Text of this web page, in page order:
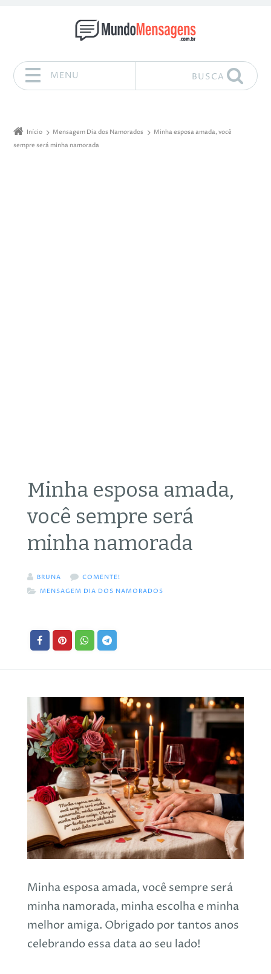
MENU BUSCA
Início Mensagem Dia dos Namorados
Minha esposa amada, você
sempre será minha namorada
Minha esposa amada,
você sempre será
minha namorada
BRUNA
COMENTE!
MENSAGEM DIA DOS NAMORADOS
Minha esposa amada, você sempre será
minha namorada, minha escolha e minha
melhor amiga. Obrigado por tantos anos
celebrando essa data ao seu lado!